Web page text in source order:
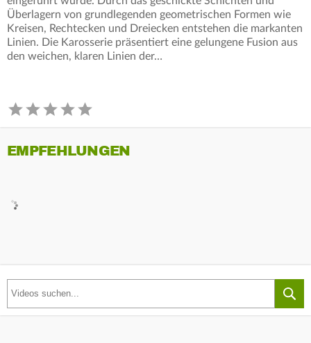
Überlagern von grundlegenden geometrischen Formen wie
Kreisen, Rechtecken und Dreiecken entstehen die markanten
Linien. Die Karosserie präsentiert eine gelungene Fusion aus
den weichen, klaren Linien der…
EMPFEHLUNGEN